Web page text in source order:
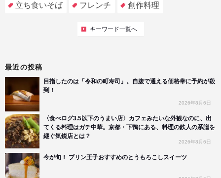
立ち食いそば フレンチ 創作料理
キーワード一覧へ
最近の投稿
目指したのは「令和の町寿司」。自腹で通える価格帯に予約が殺
到！
2026年8月6日
〈食べログ3.5以下のうまい店〉カフェみたいな外観なのに、出
てくる料理はガチ中華。京都・下鴨にある、料理の鉄人の系譜を
継ぐ気鋭店とは？
2026年8月6日
今が旬！ プリン王子おすすめのとうもろこしスイーツ